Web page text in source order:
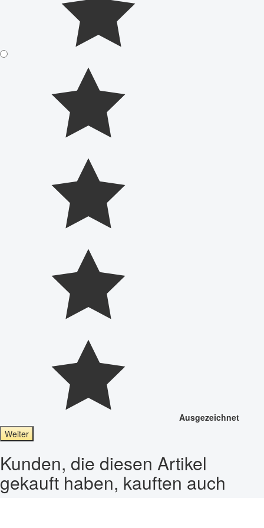
Ausgezeichnet
Weiter
Kunden, die diesen Artikel
gekauft haben, kauften auch